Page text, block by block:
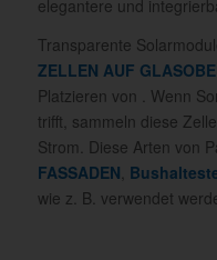
elegantere und
Transparente
ZELLEN AUF
Platzieren von . Wenn
trifft, sammeln diese
Strom. Diese Arten von
FASSADEN,
wie z. B. verwendet